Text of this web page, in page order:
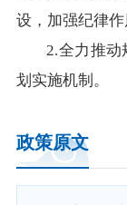
设，加强纪律作
2.全力推
划实施机制。
政策原文